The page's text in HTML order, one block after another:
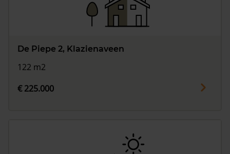
De Piepe 2, Klazienaveen
122 m2
€ 225.000